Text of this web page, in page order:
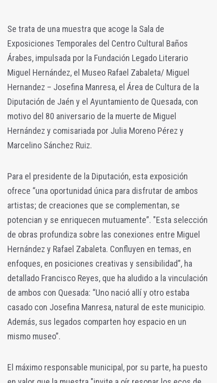
Se trata de una muestra que acoge la Sala de
Exposiciones Temporales del Centro Cultural Baños
Árabes, impulsada por la Fundación Legado Literario
Miguel Hernández, el Museo Rafael Zabaleta/ Miguel
Hernandez – Josefina Manresa, el Área de Cultura de la
Diputación de Jaén y el Ayuntamiento de Quesada, con
motivo del 80 aniversario de la muerte de Miguel
Hernández y comisariada por Julia Moreno Pérez y
Marcelino Sánchez Ruiz.
Para el presidente de la Diputación, esta exposición
ofrece “una oportunidad única para disfrutar de ambos
artistas; de creaciones que se complementan, se
potencian y se enriquecen mutuamente”. "Esta selección
de obras profundiza sobre las conexiones entre Miguel
Hernández y Rafael Zabaleta. Confluyen en temas, en
enfoques, en posiciones creativas y sensibilidad”, ha
detallado Francisco Reyes, que ha aludido a la vinculación
de ambos con Quesada: “Uno nació allí y otro estaba
casado con Josefina Manresa, natural de este municipio.
Además, sus legados comparten hoy espacio en un
mismo museo”.
El máximo responsable municipal, por su parte, ha puesto